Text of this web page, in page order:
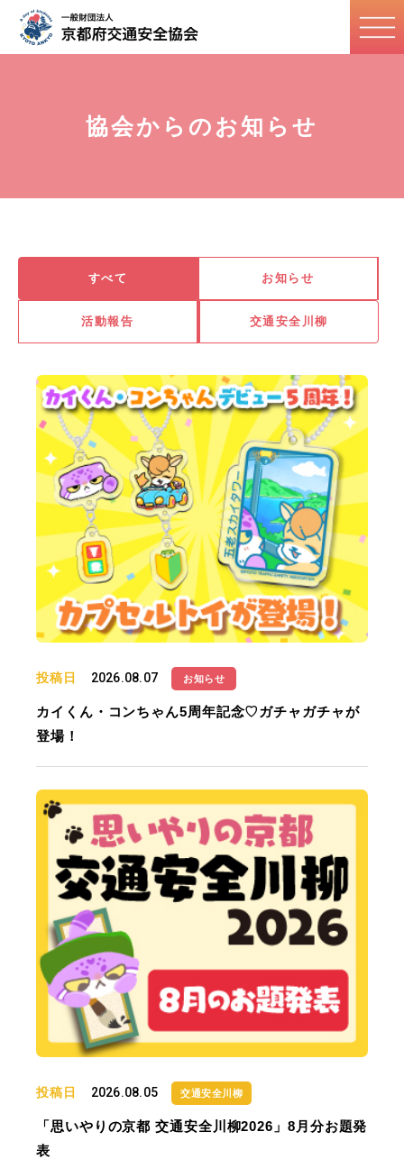
協会からのお知らせ
すべて お知らせ
活動報告 交通安全川柳
投稿日 2026.08.07 お知らせ
カイくん・コンちゃん5周年記念♡ガチャガチャが
登場！
投稿日 2026.08.05 交通安全川柳
「思いやりの京都 交通安全川柳2026」8月分お題発
表